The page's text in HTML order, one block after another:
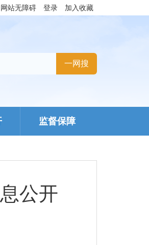
网站无障碍 登录 加入收藏
监督保障
公开